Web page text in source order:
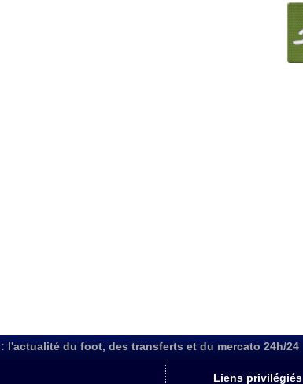
l'actualité du foot, des transferts et du mercato 24h/24
Liens privilégiés